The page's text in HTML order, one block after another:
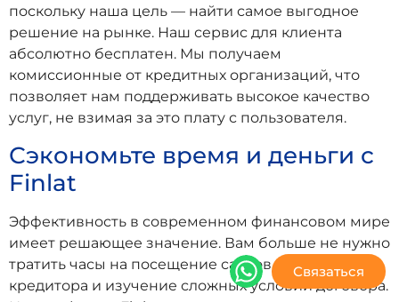
поскольку наша цель — найти самое выгодное
решение на рынке. Наш сервис для клиента
абсолютно бесплатен. Мы получаем
комиссионные от кредитных организаций, что
позволяет нам поддерживать высокое качество
услуг, не взимая за это плату с пользователя.
Сэкономьте время и деньги с
Finlat
Эффективность в современном финансовом мире
имеет решающее значение. Вам больше не нужно
тратить часы на посещение сайтов каждого
кредитора и изучение сложных условий договора.
Связаться